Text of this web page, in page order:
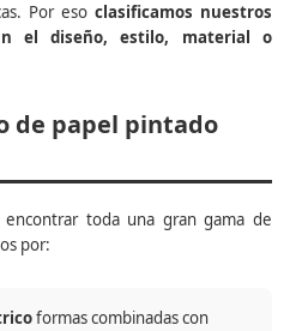
Por eso clasificamos nuestros
el diseño, estilo, material o
de papel pintado
toda una gran gama de
por:
formas combinadas con